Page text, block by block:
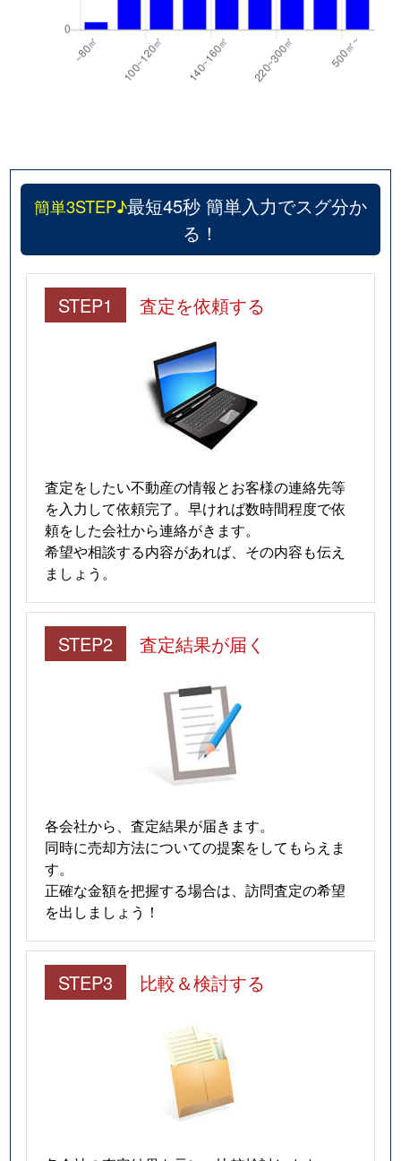
簡単3STEP♪最短45秒 簡単入力でスグ分か
る！
STEP1 査定を依頼する
査定をしたい不動産の情報とお客様の連絡先等
を入力して依頼完了。早ければ数時間程度で依
頼をした会社から連絡がきます。
希望や相談する内容があれば、その内容も伝え
ましょう。
STEP2 査定結果が届く
各会社から、査定結果が届きます。
同時に売却方法についての提案をしてもらえま
す。
正確な金額を把握する場合は、訪問査定の希望
を出しましょう！
STEP3 比較＆検討する